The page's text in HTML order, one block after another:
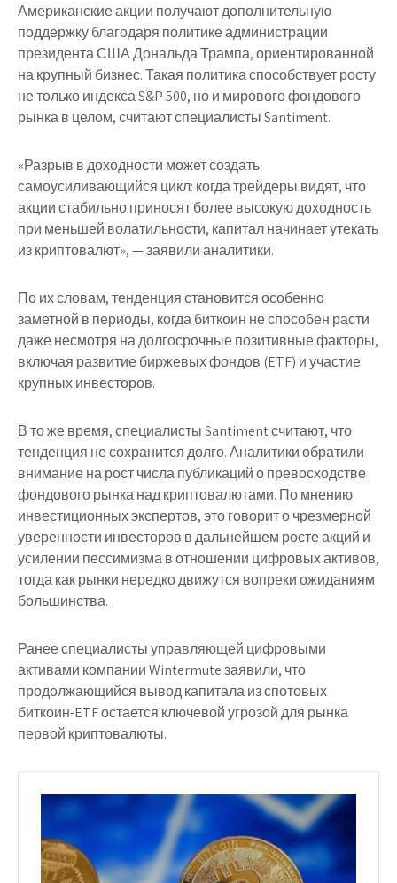
Американские акции получают дополнительную
поддержку благодаря политике администрации
президента США Дональда Трампа, ориентированной
на крупный бизнес. Такая политика способствует росту
не только индекса S&P 500, но и мирового фондового
рынка в целом, считают специалисты Santiment.
«Разрыв в доходности может создать
самоусиливающийся цикл: когда трейдеры видят, что
акции стабильно приносят более высокую доходность
при меньшей волатильности, капитал начинает утекать
из криптовалют», — заявили аналитики.
По их словам, тенденция становится особенно
заметной в периоды, когда биткоин не способен расти
даже несмотря на долгосрочные позитивные факторы,
включая развитие биржевых фондов (ETF) и участие
крупных инвесторов.
В то же время, специалисты Santiment считают, что
тенденция не сохранится долго. Аналитики обратили
внимание на рост числа публикаций о превосходстве
фондового рынка над криптовалютами. По мнению
инвестиционных экспертов, это говорит о чрезмерной
уверенности инвесторов в дальнейшем росте акций и
усилении пессимизма в отношении цифровых активов,
тогда как рынки нередко движутся вопреки ожиданиям
большинства.
Ранее специалисты управляющей цифровыми
активами компании Wintermute заявили, что
продолжающийся вывод капитала из спотовых
биткоин-ETF остается ключевой угрозой для рынка
первой криптовалюты.